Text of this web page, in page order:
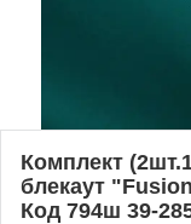
Комплект
блекаут
Код 794ш 39-